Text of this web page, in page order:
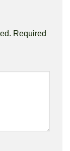
Required